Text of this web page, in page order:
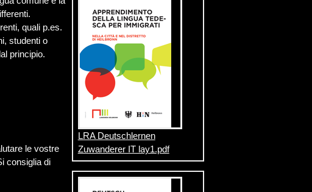
quali p.es.
studenti o
principio.
le vostre
consiglia di
LRA Deutschlernen
Zuwanderer IT lay1.pdf